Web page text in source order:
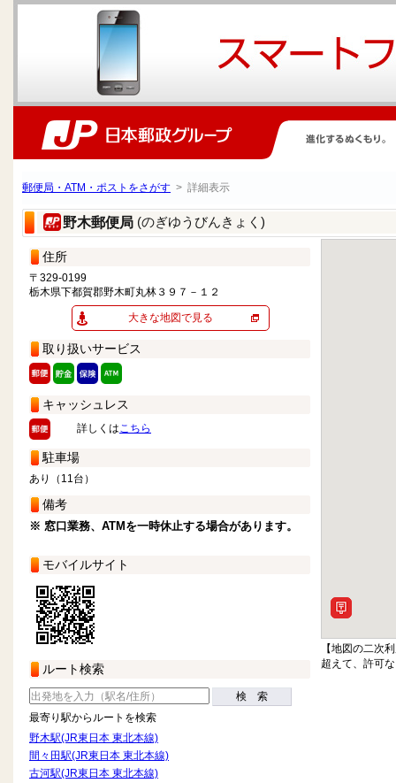
郵便局・ATM・ポストをさがす > 詳細表示
野木郵便局 (のぎゆうびんきょく)
住所
〒329-0199
栃木県下都賀郡野木町丸林３９７－１２
大きな地図で見る
取り扱いサービス
キャッシュレス
詳しくはこちら
駐車場
あり（11台）
備考
※ 窓口業務、ATMを一時休止する場合があります。
モバイルサイト
ルート検索
検 索
最寄り駅からルートを検索
野木駅(JR東日本 東北本線)
間々田駅(JR東日本 東北本線)
古河駅(JR東日本 東北本線)
【地図の二次
超えて、許可